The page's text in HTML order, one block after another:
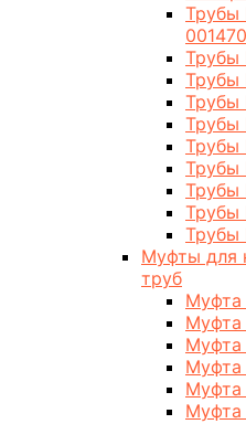
Трубы
Трубы
Трубы
Трубы
Трубы
Трубы
Трубы
Трубы
Трубы
Муфты для
труб
Муфта
Муфта